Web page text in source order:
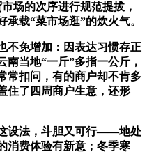
场的次序进行规范提拔，
承载“菜市场逛”的炊火气。
免增加：因表达习惯存正
当地“一斤”多指一公斤，
常扣问，有的商户却不肯多
住了四周商户生意，还形
设法，斗胆又可行——地处
消费体验有新意；冬季寒